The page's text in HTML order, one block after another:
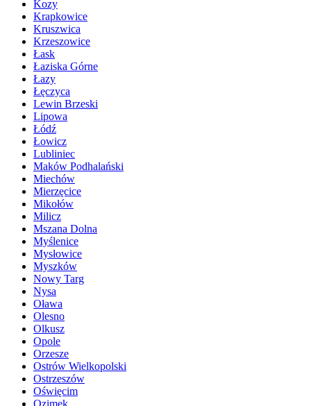
Kozy
Krapkowice
Kruszwica
Krzeszowice
Łask
Łaziska Górne
Łazy
Łęczyca
Lewin Brzeski
Lipowa
Łódź
Łowicz
Lubliniec
Maków Podhalański
Miechów
Mierzęcice
Mikołów
Milicz
Mszana Dolna
Myślenice
Mysłowice
Myszków
Nowy Targ
Nysa
Oława
Olesno
Olkusz
Opole
Orzesze
Ostrów Wielkopolski
Ostrzeszów
Oświęcim
Ozimek